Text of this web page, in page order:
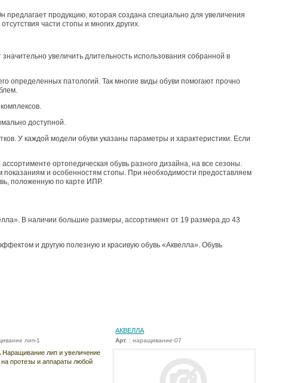
продукцию, которая создана специально для увеличения
части стопы и многих других.
увеличить длительность использования собранной в
определенных патологий. Так многие виды обуви помогают прочно
доступной.
У каждой модели обуви указаны параметры и характеристики. Если
ортопедическая обувь разного дизайна, на все сезоны.
показаниям и особенностям стопы. При необходимости предоставляем
положенную по карте ИПР.
В наличии большие размеры, ассортимент от 19 размера до 43
и другую полезную и красивую обувь «Аквелла». Обувь
лип-1
АКВЕЛЛА
Арт. : наращивание-07